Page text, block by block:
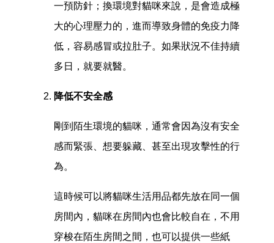
一預防針；換環境對貓咪來說，是會造成極
大的心理壓力的，進而導致身體的免疫力降
低，容易感冒或拉肚子。如果狀況不佳持續
多日，就要就醫。
降低不安全感
剛到陌生環境的貓咪，通常會因為沒有安全
感而緊張、想要躲藏、甚至出現攻擊性的行
為。
這時候可以將貓咪生活用品都先放在同一個
房間內，貓咪在房間內也會比較自在，不用
穿梭在陌生房間之間，也可以提供一些紙